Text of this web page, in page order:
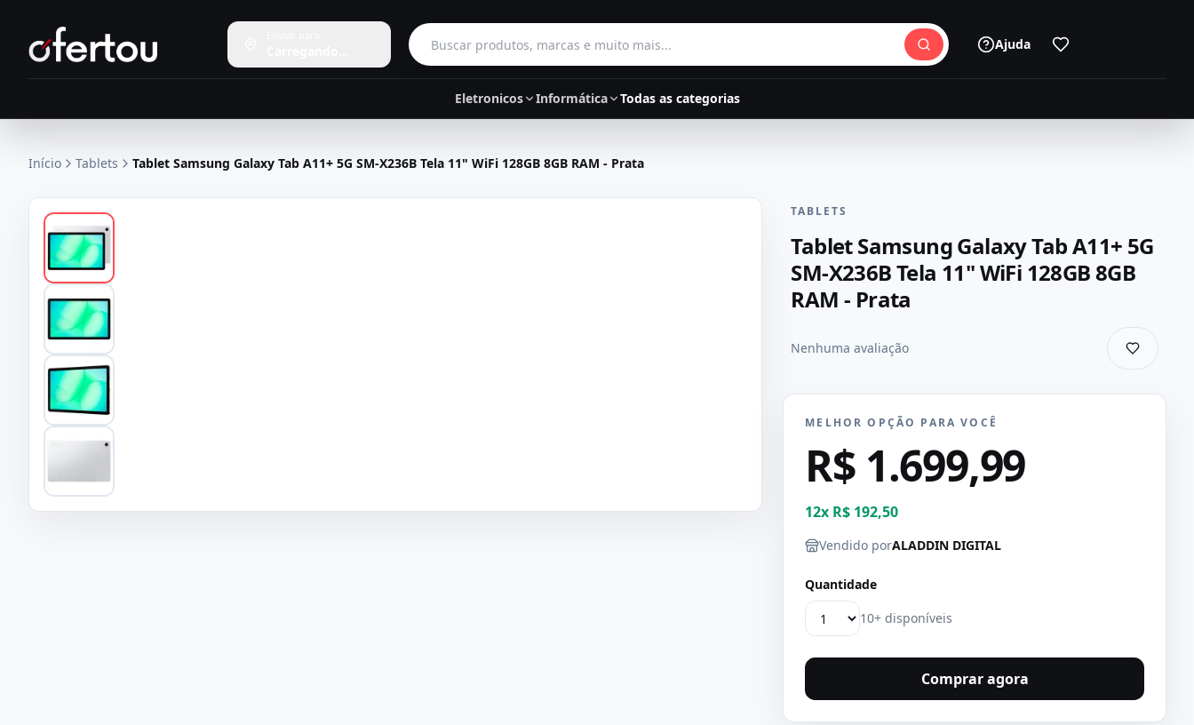
Buscar produtos
Ajuda
Eletronicos Informática Todas as categorias
Início Tablets Tablet Samsung Galaxy Tab A11+ 5G SM-X236B Tela 11" WiFi 128GB 8GB RAM - Prata
TABLETS
Tablet Samsung Galaxy Tab A11+ 5G
SM-X236B Tela 11" WiFi 128GB 8GB
RAM - Prata
Nenhuma avaliação
MELHOR OPÇÃO PARA VOCÊ
R$ 1.699,99
12x R$ 192,50
Vendido porALADDIN DIGITAL
Quantidade
10+ disponíveis
Comprar agora